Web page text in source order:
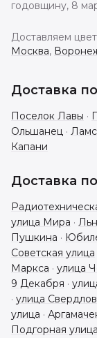
годовщину, 8
Доставляем
Москва,
Доставка
Поселок Лавы ·
Ольшанец ·
Капани
Доставка
улица Мира ·
Пушкина ·
Советская улица
Маркса · улица
9 Декабря ·
· улица
улица ·
Подгорная улица